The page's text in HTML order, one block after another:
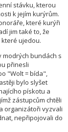
stávku, kterou
k jejím kurýrům.
které kurýři
jim také to, že
ujedou.
modrých bundách s
přinesli
"Wolt = bída",
bylo slyšet
pískotu a
zástupcům chtěli
organizátoři vyzvali
nepřipojovali do